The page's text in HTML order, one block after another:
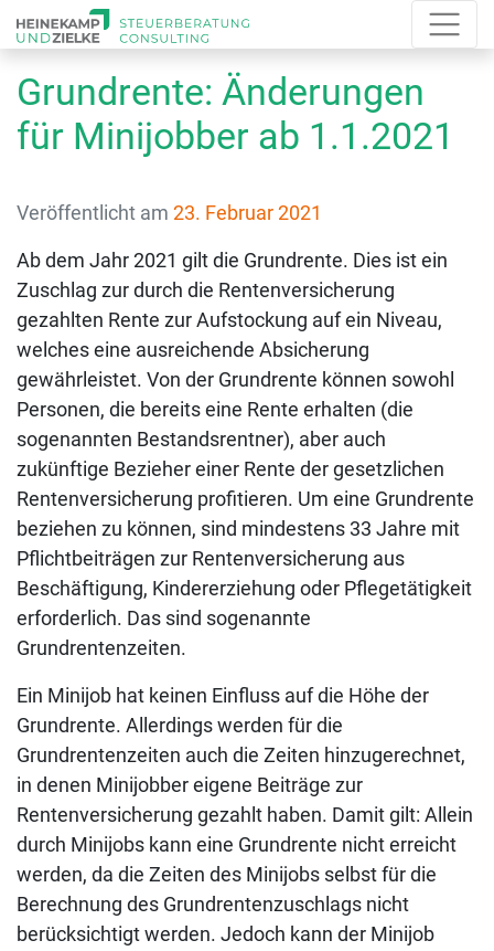
Grundrente: Änderungen
für Minijobber ab 1.1.2021
Veröffentlicht am 23. Februar 2021
Ab dem Jahr 2021 gilt die Grundrente. Dies ist ein
Zuschlag zur durch die Rentenversicherung
gezahlten Rente zur Aufstockung auf ein Niveau,
welches eine ausreichende Absicherung
gewährleistet. Von der Grundrente können sowohl
Personen, die bereits eine Rente erhalten (die
sogenannten Bestandsrentner), aber auch
zukünftige Bezieher einer Rente der gesetzlichen
Rentenversicherung profitieren. Um eine Grundrente
beziehen zu können, sind mindestens 33 Jahre mit
Pflichtbeiträgen zur Rentenversicherung aus
Beschäftigung, Kindererziehung oder Pflegetätigkeit
erforderlich. Das sind sogenannte
Grundrentenzeiten.
Ein Minijob hat keinen Einfluss auf die Höhe der
Grundrente. Allerdings werden für die
Grundrentenzeiten auch die Zeiten hinzugerechnet,
in denen Minijobber eigene Beiträge zur
Rentenversicherung gezahlt haben. Damit gilt: Allein
durch Minijobs kann eine Grundrente nicht erreicht
werden, da die Zeiten des Minijobs selbst für die
Berechnung des Grundrentenzuschlags nicht
berücksichtigt werden. Jedoch kann der Minijob